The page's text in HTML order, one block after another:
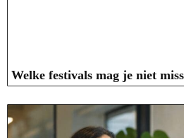
Welke festivals mag je niet